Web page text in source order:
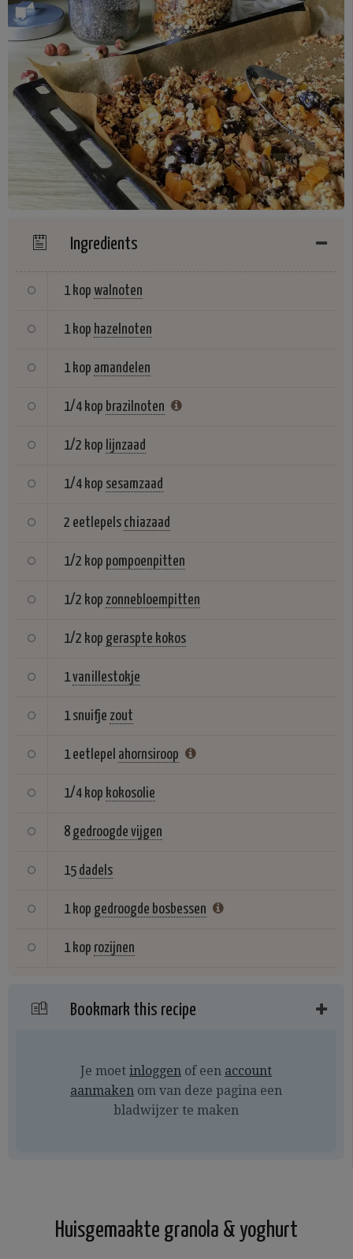
Ingredients
1 kop walnoten
1 kop hazelnoten
1 kop amandelen
1/4 kop brazilnoten
1/2 kop lijnzaad
1/4 kop sesamzaad
2 eetlepels chiazaad
1/2 kop pompoenpitten
1/2 kop zonnebloempitten
1/2 kop geraspte kokos
1vanillestokje
1 snuifje zout
1 eetlepel ahornsiroop
1/4 kop kokosolie
8 gedroogde vijgen
15 dadels
1 kop gedroogde bosbessen
1 kop rozijnen
Bookmark this recipe
Je moet inloggen of een account
aanmaken om van deze pagina een
bladwijzer te maken
Huisgemaakte granola & yoghurt